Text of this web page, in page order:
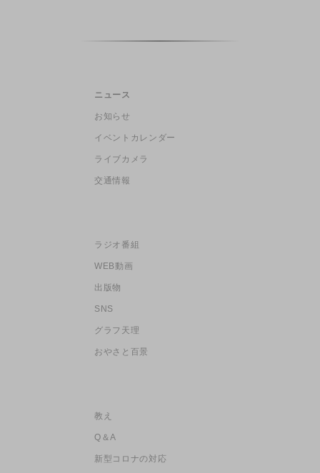
ニュース
お知らせ
イベントカレンダー
ライブカメラ
交通情報
ラジオ番組
WEB動画
出版物
SNS
グラフ天理
おやさと百景
教え
Q＆A
新型コロナの対応